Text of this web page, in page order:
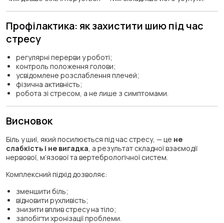
Профілактика: як захистити шию під час
стресу
регулярні перерви у роботі;
контроль положення голови;
усвідомлене розслаблення плечей;
фізична активність;
робота зі стресом, а не лише з симптомами.
Висновок
Біль у шиї, який посилюється під час стресу, — це не
слабкість і не вигадка , а результат складної взаємодії
нервової, м’язової та вертебрологічної систем.
Комплексний підхід дозволяє:
зменшити біль;
відновити рухливість;
знизити вплив стресу на тіло;
запобігти хронізації проблеми.